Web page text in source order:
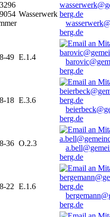
Wasserwerk
berg.de
49 E.1.4
berg.de
18 E.3.6
berg.de
36 O.2.3
berg.de
22 E.1.6
berg.de